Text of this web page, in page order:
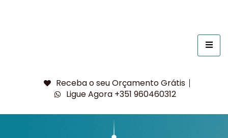
Receba o seu Orçamento Grátis
Ligue Agora +351 960460312